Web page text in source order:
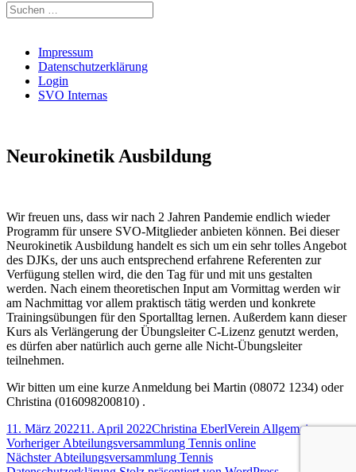
Suchen
nach:
Impressum
Datenschutzerklärung
Login
SVO Internas
Neurokinetik Ausbildung
Wir freuen uns, dass wir nach 2 Jahren Pandemie endlich wieder
Programm für unsere SVO-Mitglieder anbieten können. Bei dieser
Neurokinetik Ausbildung handelt es sich um ein sehr tolles Angebot
des DJKs, der uns auch entsprechend erfahrene Referenten zur
Verfügung stellen wird, die den Tag für und mit uns gestalten
werden. Nach einem theoretischen Input am Vormittag werden wir
am Nachmittag vor allem praktisch tätig werden und konkrete
Trainingsübungen für den Sportalltag lernen. Außerdem kann dieser
Kurs als Verlängerung der Übungsleiter C-Lizenz genutzt werden,
es dürfen aber natürlich auch gerne alle Nicht-Übungsleiter
teilnehmen.
Wir bitten um eine kurze Anmeldung bei Martin (08072 1234) oder
Christina (016098200810) .
Veröffentlicht
am
11. März 202211. April 2022Autor
Christina EberlKategorien
Verein Allgemein
Beitragsnavigation
Vorheriger Vorheriger
Beitrag:
Abteilungsversammlung Tennis online
Nächster Nächster
Abteilungsversammlung Tennis